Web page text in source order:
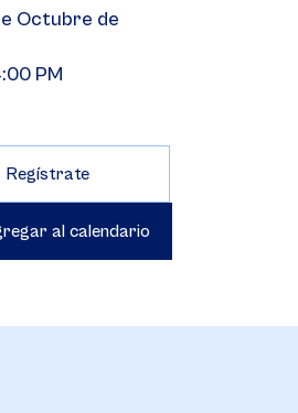
Octubre de
PM
Regístrate
al calendario